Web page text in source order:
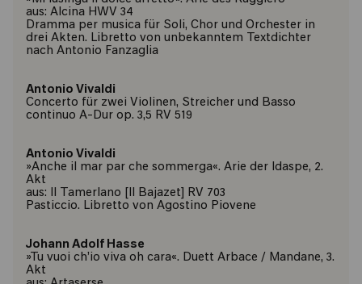
aus: Alcina HWV 34
Dramma per musica für Soli, Chor und Orchester in
drei Akten. Libretto von unbekanntem Textdichter
nach Antonio Fanzaglia
Antonio Vivaldi
Concerto für zwei Violinen, Streicher und Basso
continuo A-Dur op. 3,5 RV 519
Antonio Vivaldi
»Anche il mar par che sommerga«. Arie der Idaspe, 2.
Akt
aus: Il Tamerlano [Il Bajazet] RV 703
Pasticcio. Libretto von Agostino Piovene
Johann Adolf Hasse
»Tu vuoi ch’io viva oh cara«. Duett Arbace / Mandane, 3.
Akt